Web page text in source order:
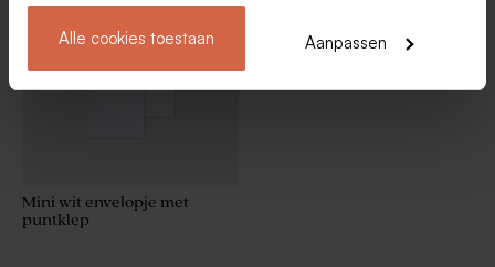
Alle cookies toestaan Aanpassen
Mini wit envelopje met
puntklep